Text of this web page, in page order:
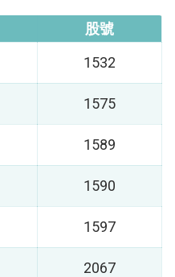
股號
1532
1575
1589
1590
1597
2067